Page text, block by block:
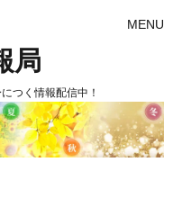
MENU
局
つく情報配信中！